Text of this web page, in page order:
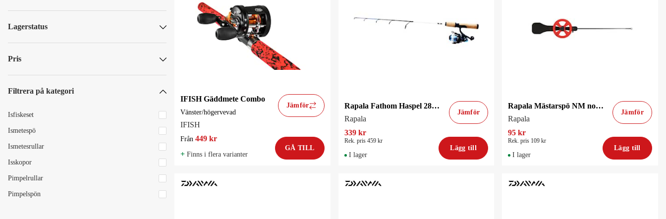
Lagerstatus
Pris
Filtrera på kategori
Isfiskeset
Ismetespö
Ismetesrullar
Isskopor
Pimpelrullar
Pimpelspön
IFISH Gäddmete Combo
Vänster/högervevad
IFISH
Jämför
Från 449 kr
+ Finns i flera varianter
GÅ TILL
Rapala Fathom Haspel 28MH Ismete/pimpel kombination
Rapala
Jämför
339 kr
Rek. pris 459 kr
I lager
Lägg till
Rapala Mästarspö NM normal pimpelspö
Rapala
Jämför
95 kr
Rek. pris 109 kr
I lager
Lägg till